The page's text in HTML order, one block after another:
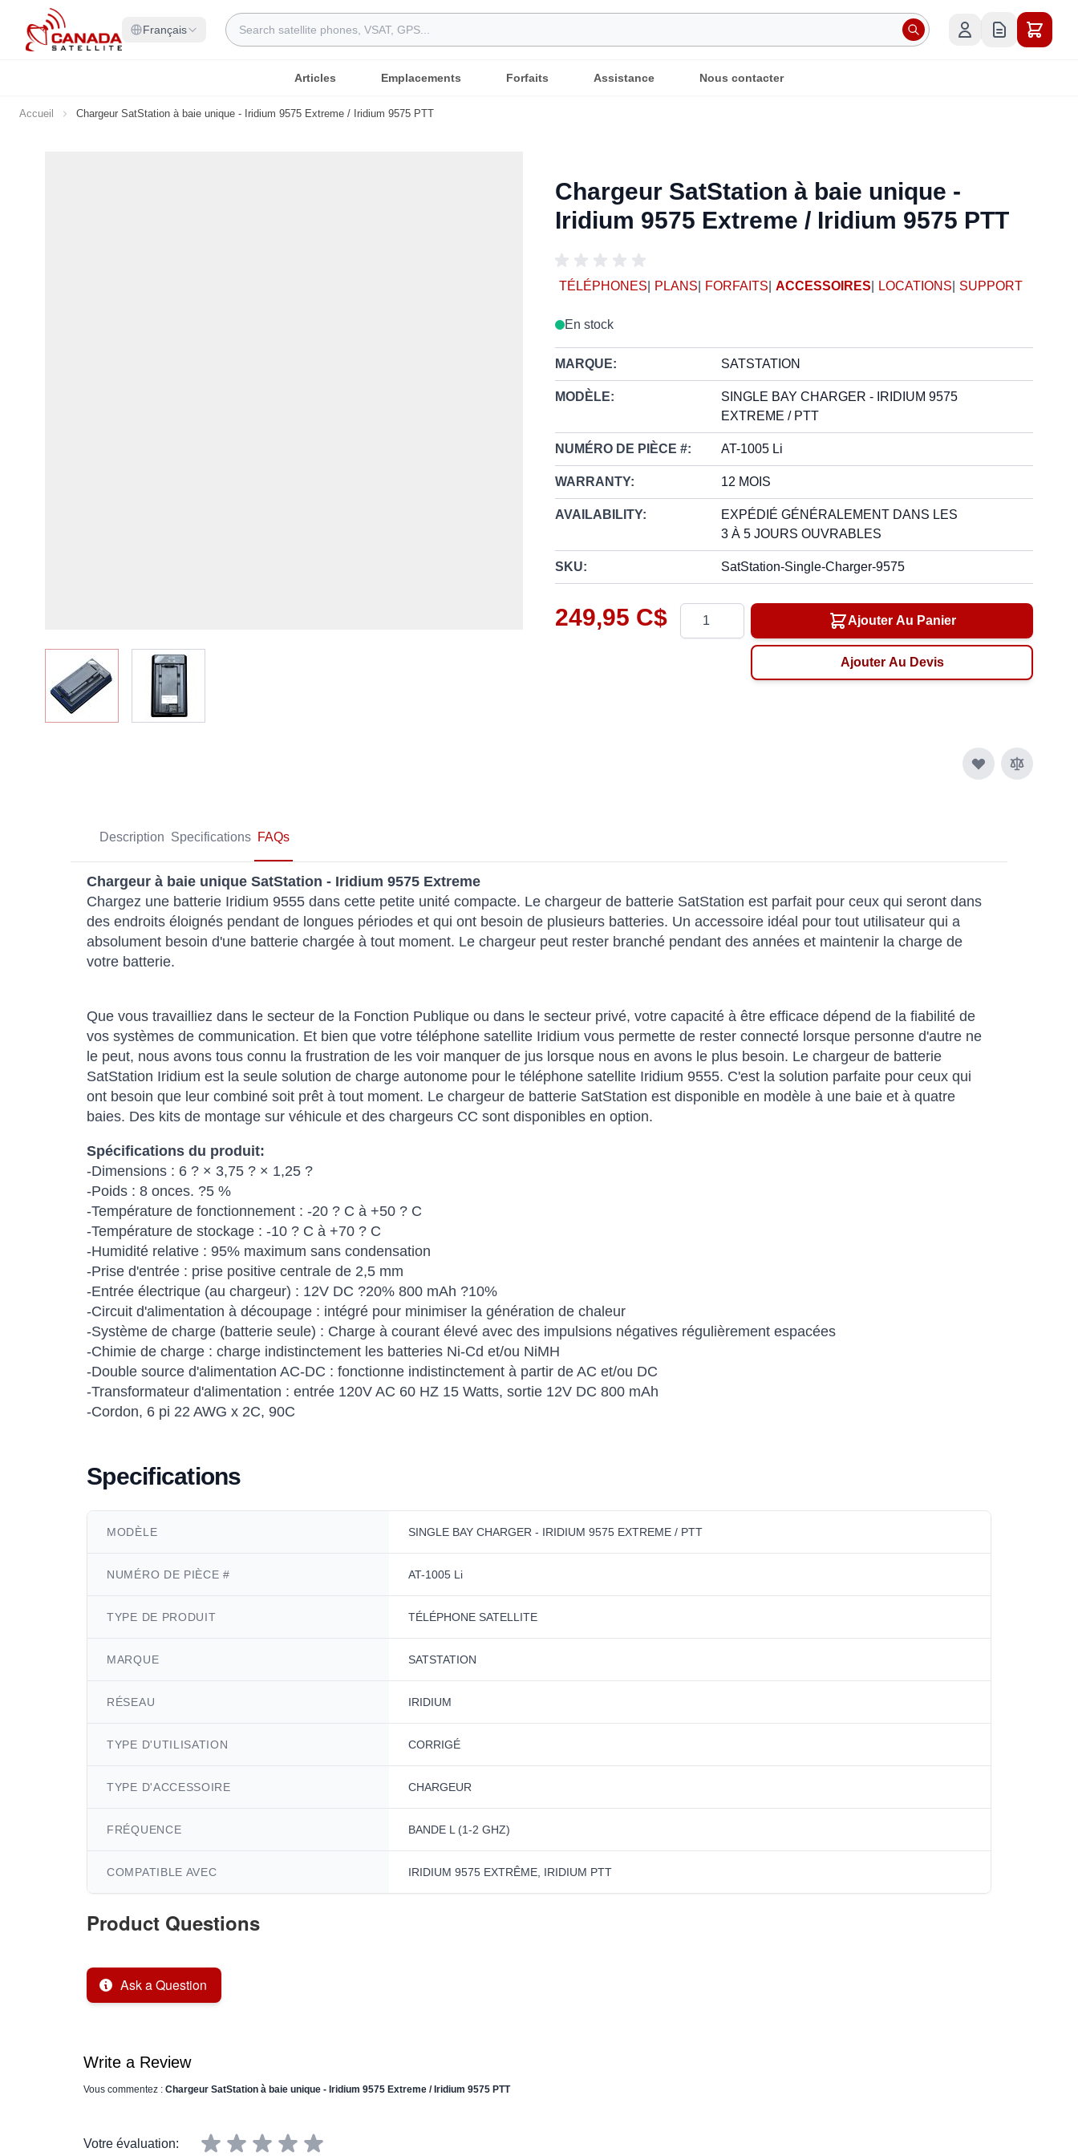
Allez au contenu
Français
Rechercher
Articles Emplacements Forfaits Assistance Nous contacter
Accueil Chargeur SatStation à baie unique - Iridium 9575 Extreme / Iridium 9575 PTT
Chargeur SatStation à baie unique -
Iridium 9575 Extreme / Iridium 9575 PTT
View larger imageView larger image
TÉLÉPHONES PLANS FORFAITS ACCESSOIRES LOCATIONS SUPPORT
En stock
MARQUE: SATSTATION
MODÈLE:
SINGLE BAY CHARGER - IRIDIUM 9575
EXTREME / PTT
NUMÉRO DE PIÈCE #: AT-1005 Li
WARRANTY: 12 MOIS
AVAILABILITY:
EXPÉDIÉ GÉNÉRALEMENT DANS LES
3 À 5 JOURS OUVRABLES
SKU: SatStation-Single-Charger-9575
249,95 C$ Ajouter Au Panier
Ajouter Au Devis
Description Specifications FAQs
Chargeur à baie unique SatStation - Iridium 9575 Extreme
Chargez une batterie Iridium 9555 dans cette petite unité compacte. Le chargeur de batterie SatStation est parfait pour ceux qui seront dans
des endroits éloignés pendant de longues périodes et qui ont besoin de plusieurs batteries. Un accessoire idéal pour tout utilisateur qui a
absolument besoin d'une batterie chargée à tout moment. Le chargeur peut rester branché pendant des années et maintenir la charge de
votre batterie.
Que vous travailliez dans le secteur de la Fonction Publique ou dans le secteur privé, votre capacité à être efficace dépend de la fiabilité de
vos systèmes de communication. Et bien que votre téléphone satellite Iridium vous permette de rester connecté lorsque personne d'autre ne
le peut, nous avons tous connu la frustration de les voir manquer de jus lorsque nous en avons le plus besoin. Le chargeur de batterie
SatStation Iridium est la seule solution de charge autonome pour le téléphone satellite Iridium 9555. C'est la solution parfaite pour ceux qui
ont besoin que leur combiné soit prêt à tout moment. Le chargeur de batterie SatStation est disponible en modèle à une baie et à quatre
baies. Des kits de montage sur véhicule et des chargeurs CC sont disponibles en option.
Spécifications du produit:
-Dimensions : 6 ? × 3,75 ? × 1,25 ?
-Poids : 8 onces. ?5 %
-Température de fonctionnement : -20 ? C à +50 ? C
-Température de stockage : -10 ? C à +70 ? C
-Humidité relative : 95% maximum sans condensation
-Prise d'entrée : prise positive centrale de 2,5 mm
-Entrée électrique (au chargeur) : 12V DC ?20% 800 mAh ?10%
-Circuit d'alimentation à découpage : intégré pour minimiser la génération de chaleur
-Système de charge (batterie seule) : Charge à courant élevé avec des impulsions négatives régulièrement espacées
-Chimie de charge : charge indistinctement les batteries Ni-Cd et/ou NiMH
-Double source d'alimentation AC-DC : fonctionne indistinctement à partir de AC et/ou DC
-Transformateur d'alimentation : entrée 120V AC 60 HZ 15 Watts, sortie 12V DC 800 mAh
-Cordon, 6 pi 22 AWG x 2C, 90C
Specifications
MODÈLE SINGLE BAY CHARGER - IRIDIUM 9575 EXTREME / PTT
NUMÉRO DE PIÈCE # AT-1005 Li
TYPE DE PRODUIT TÉLÉPHONE SATELLITE
MARQUE SATSTATION
RÉSEAU IRIDIUM
TYPE D'UTILISATION CORRIGÉ
TYPE D'ACCESSOIRE CHARGEUR
FRÉQUENCE BANDE L (1-2 GHZ)
COMPATIBLE AVEC IRIDIUM 9575 EXTRÊME, IRIDIUM PTT
Product Questions
Ask a Question
Write a Review
Vous commentez : Chargeur SatStation à baie unique - Iridium 9575 Extreme / Iridium 9575 PTT
Votre évaluation: